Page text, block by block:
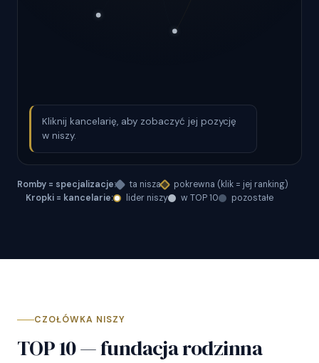
Kliknij kancelarię, aby zobaczyć jej pozycję
w niszy.
Romby = specjalizacje: ta nisza
pokrewna (klik = jej ranking)
Kropki = kancelarie:
lider niszy w TOP 10 pozostałe
CZOŁÓWKA NISZY
TOP 10 — fundacja rodzinna